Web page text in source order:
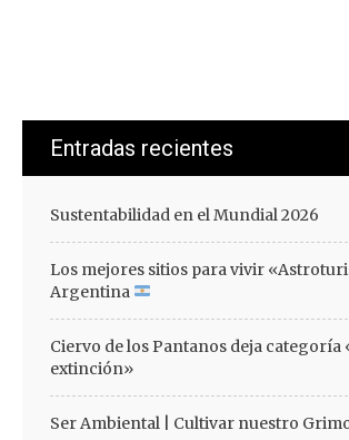
Entradas recientes
Sustentabilidad en el Mundial 2026
Los mejores sitios para vivir
Argentina
Ciervo de los Pantanos deja categoría
extinción»
Ser Ambiental | Cultivar nuestro